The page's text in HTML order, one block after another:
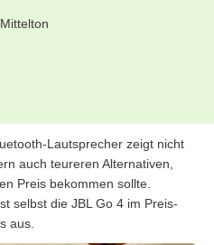
Lautsprecher zeigt nicht
auch teureren Alternativen,
Preis bekommen sollte.
selbst die JBL Go 4 im Preis-
aus.